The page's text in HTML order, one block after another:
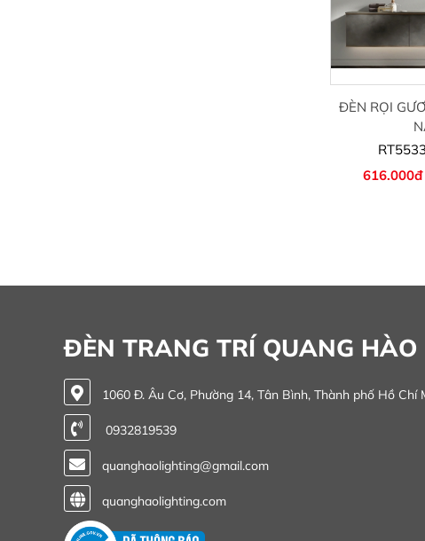
ĐÈN RỌI
616.000đ
ĐÈN TRANG TRÍ QUANG HÀO
1060 Đ. Âu Cơ, Phường 14, Tân Bình, Thành phố Hồ Chí
0932819539
quanghaolighting@gmail.com
quanghaolighting.com